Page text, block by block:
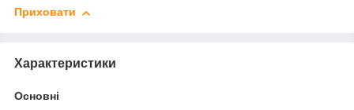
Приховати
Характеристики
Основні